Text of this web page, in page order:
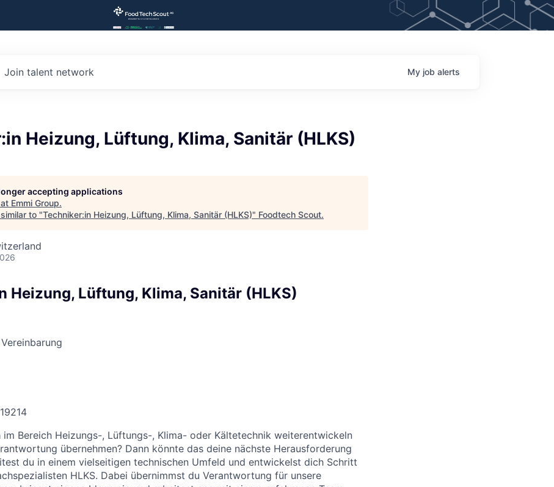
Join talent network My job alerts
Heizung, Lüftung, Klima, Sanitär (HLKS)
accepting applications
Emmi Group.
to "Techniker:in Heizung, Lüftung, Klima, Sanitär (HLKS)" Foodtech Scout.
Heizung, Lüftung, Klima, Sanitär (HLKS)
Bereich Heizungs-, Lüftungs-, Klima- oder Kältetechnik weiterentwickeln
übernehmen? Dann könnte das deine nächste Herausforderung
du in einem vielseitigen technischen Umfeld und entwickelst dich Schritt
HLKS. Dabei übernimmst du Verantwortung für unsere